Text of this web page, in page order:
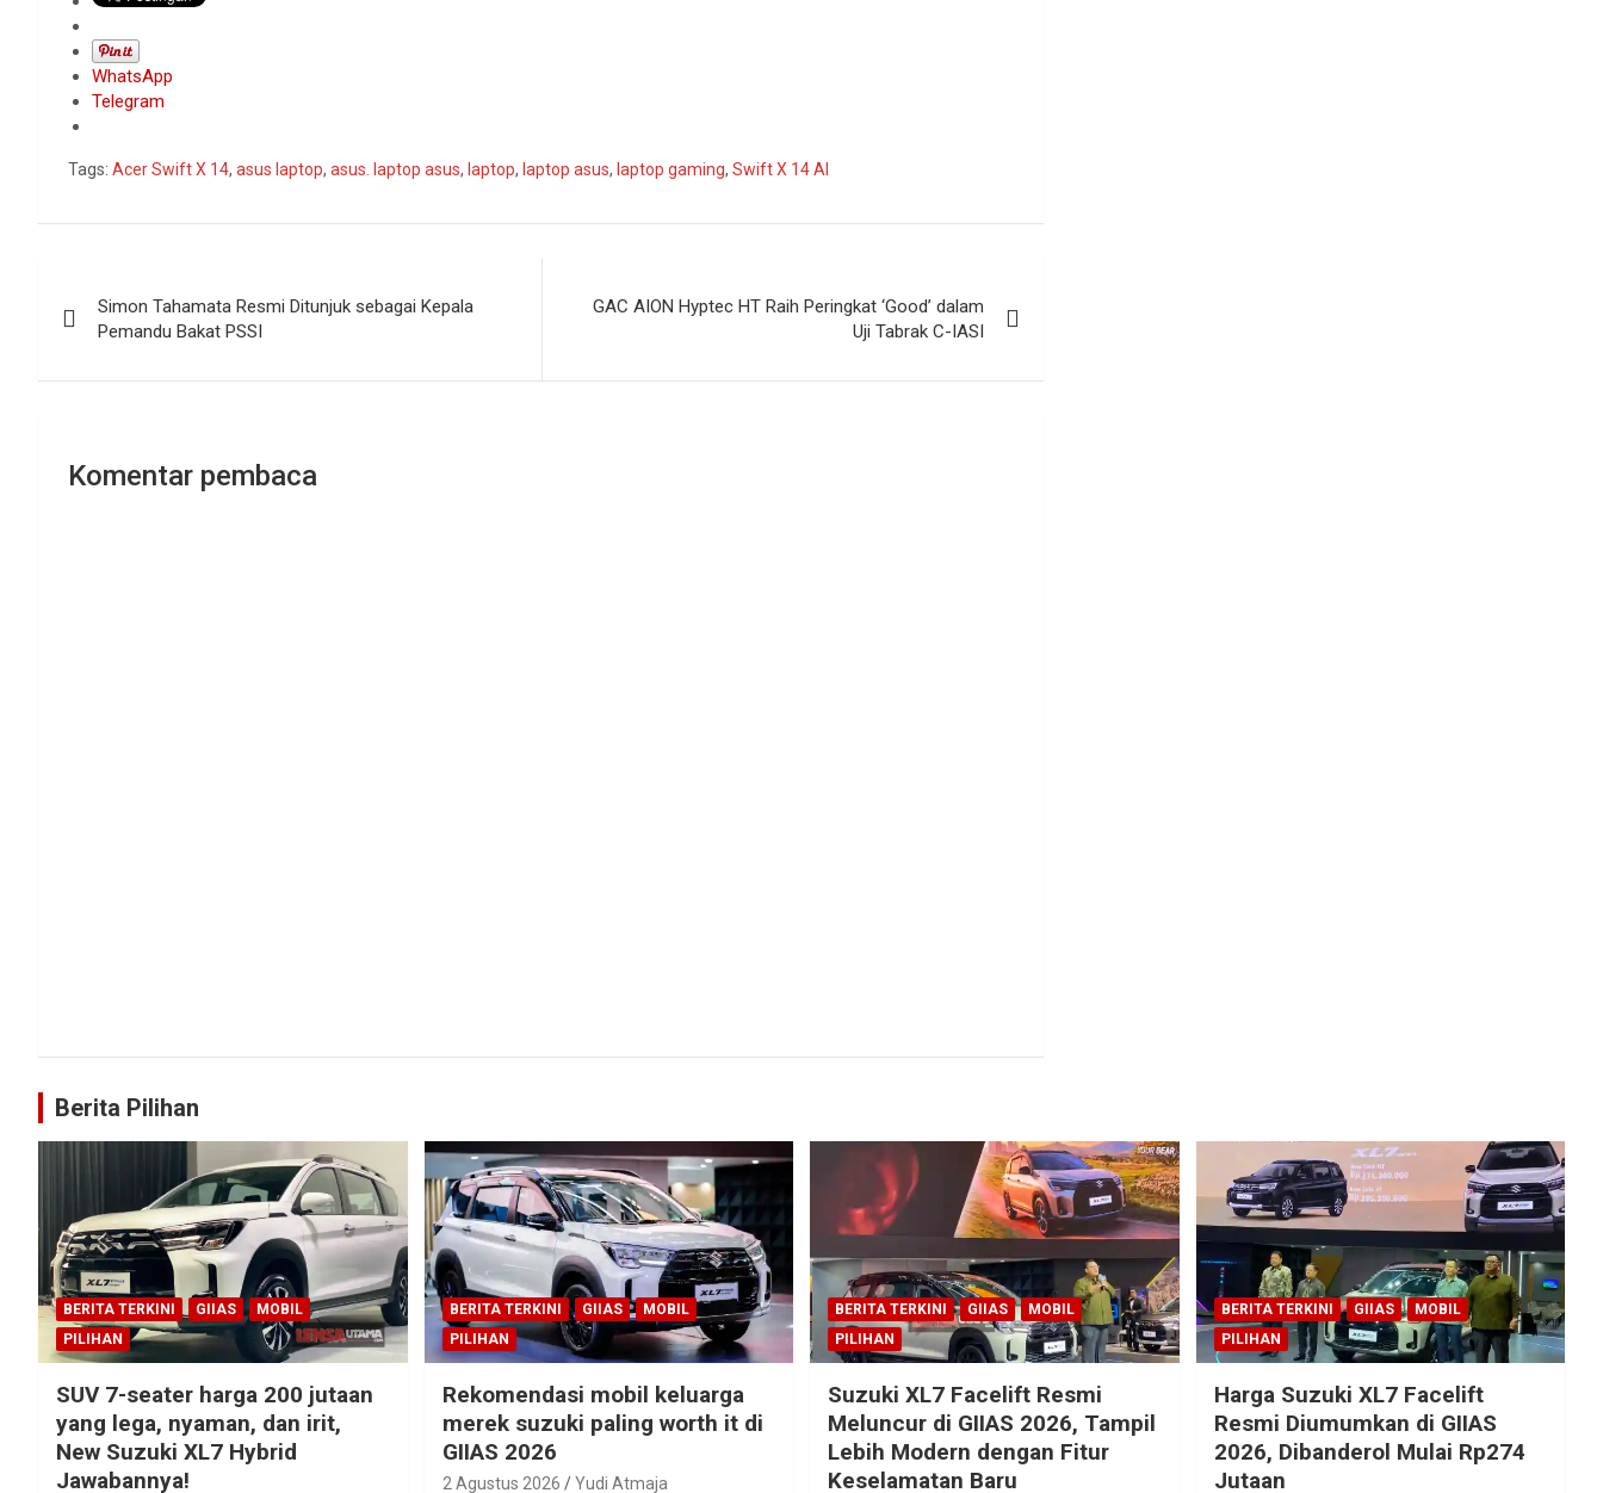
WhatsApp
Telegram
Tags: Acer Swift X 14, asus laptop, asus. laptop asus, laptop, laptop asus, laptop gaming, Swift X 14 AI
pos
Simon Tahamata Resmi Ditunjuk sebagai Kepala
Pemandu Bakat PSSI
GAC AION Hyptec HT Raih Peringkat ‘Good’ dalam
Uji Tabrak C-IASI
Komentar pembaca
Berita Pilihan
BERITA TERKINI GIIAS
MOBIL
PILIHAN
SUV 7-seater harga 200 jutaan
yang lega, nyaman, dan irit,
New Suzuki XL7 Hybrid
Jawabannya!
BERITA TERKINI GIIAS
MOBIL
PILIHAN
Rekomendasi mobil keluarga
merek suzuki paling worth it di
GIIAS 2026
2 Agustus 2026 Yudi Atmaja
BERITA TERKINI GIIAS
MOBIL
PILIHAN
Suzuki XL7 Facelift Resmi
Meluncur di GIIAS 2026, Tampil
Lebih Modern dengan Fitur
Keselamatan Baru
BERITA TERKINI GIIAS
MOBIL
PILIHAN
Harga Suzuki XL7 Facelift
Resmi Diumumkan di GIIAS
2026, Dibanderol Mulai Rp274
Jutaan